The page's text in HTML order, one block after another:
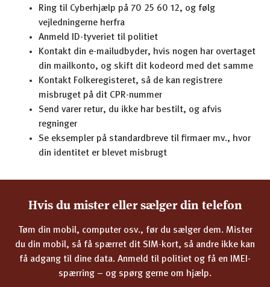
Ring til Cyberhjælp på 70 25 60 12, og følg
vejledningerne herfra
Anmeld ID-tyveriet til politiet
Kontakt din e-mailudbyder, hvis nogen har overtaget
din mailkonto, og skift dit kodeord med det samme
Kontakt Folkeregisteret, så de kan registrere
misbruget på dit CPR-nummer
Send varer retur, du ikke har bestilt, og afvis
regninger
Se eksempler på standardbreve til firmaer mv., hvor
din identitet er blevet misbrugt
Hvis du mister eller sælger din telefon
Tøm din mobil, computer osv., før du sælger dem. Mister
du din mobil, så få spærret dit SIM-kort, så andre ikke kan
få adgang til dine data. Anmeld til politiet og få en IMEI-
spærring – og spørg gerne om hjælp.